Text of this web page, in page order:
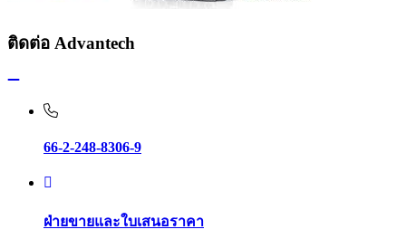
ติดต่อ Advantech
66-2-248-8306-9
ฝ่ายขายและใบเสนอราคา